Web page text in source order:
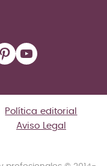
Pinterest
YouTube
Política editorial
Aviso Legal